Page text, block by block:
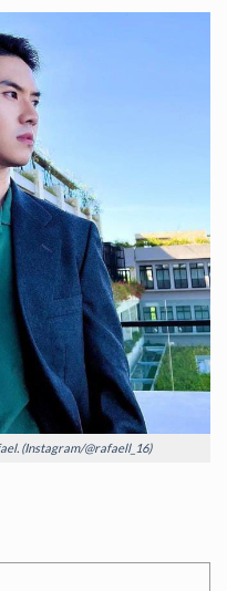
(Instagram/@rafaell_16)